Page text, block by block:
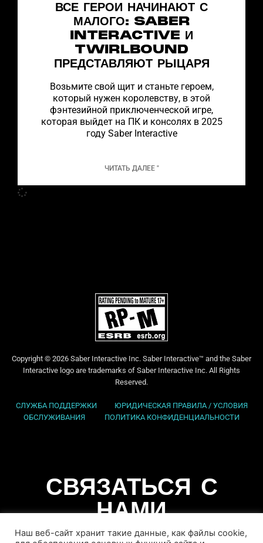
ВСЕ ГЕРОИ НАЧИНАЮТ С
МАЛОГО: SABER
INTERACTIVE И
TWIRLBOUND
ПРЕДСТАВЛЯЮТ РЫЦАРЯ
Возьмите свой щит и станьте героем,
который нужен королевству, в этой
фэнтезийной приключенческой игре,
которая выйдет на ПК и консолях в 2025
году Saber Interactive
ЧИТАТЬ ДАЛЕЕ "
Copyright © 2026 Saber Interactive Inc. Saber Interactive™ and the Saber
Interactive logo are trademarks of Saber Interactive Inc. All Rights
Reserved.
СЛУЖБА ПОДДЕРЖКИ
ЮРИДИЧЕСКАЯ ПРАВИЛА / УСЛОВИЯ
ОБСЛУЖИВАНИЯ
ПОЛИТИКА КОНФИДЕНЦИАЛЬНОСТИ
СВЯЗАТЬСЯ С
НАМИ
Наш веб-сайт хранит такие данные, как файлы cookie,